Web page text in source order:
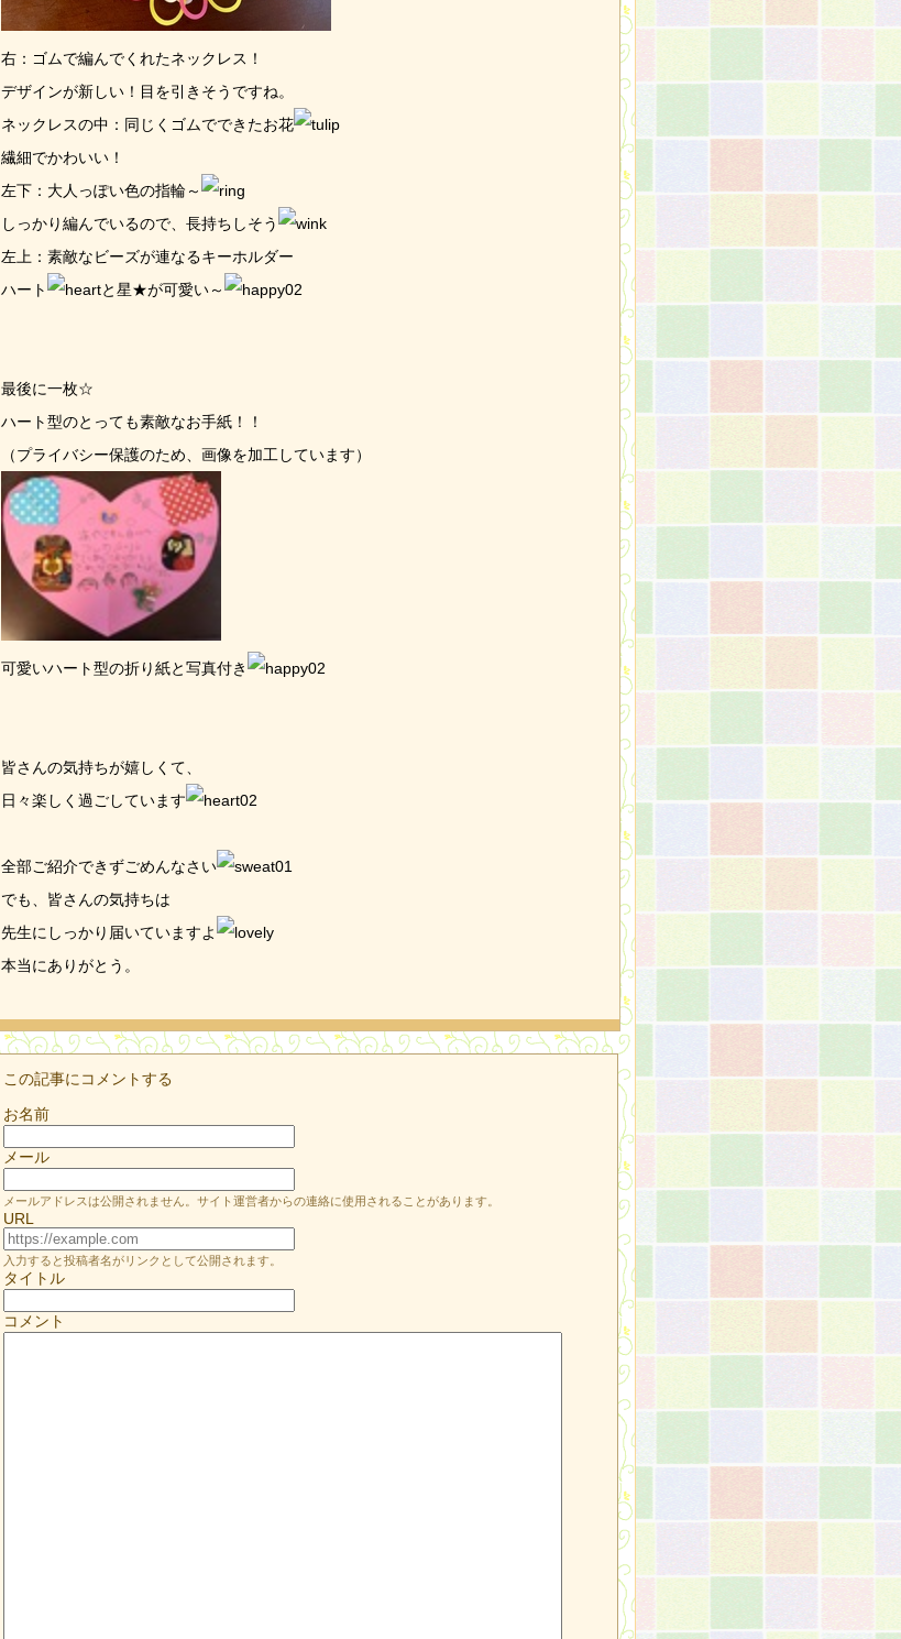
右：ゴムで編んでくれたネックレス！
デザインが新しい！目を引きそうですね。
ネックレスの中：同じくゴムでできたお花
繊細でかわいい！
左下：大人っぽい色の指輪～
しっかり編んでいるので、長持ちしそう
左上：素敵なビーズが連なるキーホルダー
ハート
と星★が可愛い～
最後に一枚☆
ハート型のとっても素敵なお手紙！！
（プライバシー保護のため、画像を加工しています）
可愛いハート型の折り紙と写真付き
皆さんの気持ちが嬉しくて、
日々楽しく過ごしています
全部ご紹介できずごめんなさい
でも、皆さんの気持ちは
先生にしっかり届いていますよ
本当にありがとう。
この記事にコメントする
お名前
メール
メールアドレスは公開されません。サイト運営者からの連絡に使用されることがあります。
URL
入力すると投稿者名がリンクとして公開されます。
タイトル
コメント